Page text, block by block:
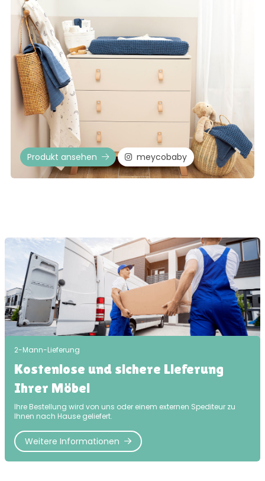
Produkt ansehen meycobaby
2-Mann-Lieferung
Kostenlose und sichere Lieferung
Ihrer Möbel
Ihre Bestellung wird von uns oder einem externen Spediteur zu
Ihnen nach Hause geliefert.
Weitere Informationen